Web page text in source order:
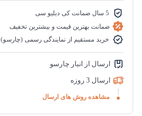
5 سال ضمانت کی دبلیو سی
ضمانت بهترین قیمت و بیشترین تخفیف
خرید مستقیم از نمایندگی رسمی (چارسو)
ارسال از انبار چارسو
ارسال 3 روزه
مشاهده روش های ارسال